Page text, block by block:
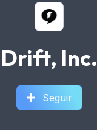
Drift, Inc.
Seguir